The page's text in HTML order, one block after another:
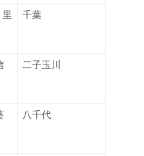
千葉
二子玉川
八千代